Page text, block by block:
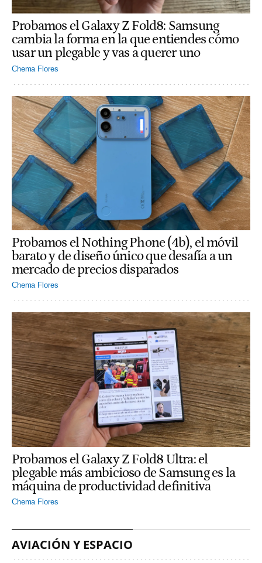
Probamos el Galaxy Z Fold8: Samsung
cambia la forma en la que entiendes cómo
usar un plegable y vas a querer uno
Chema Flores
Probamos el Nothing Phone (4b), el móvil
barato y de diseño único que desafía a un
mercado de precios disparados
Chema Flores
Probamos el Galaxy Z Fold8 Ultra: el
plegable más ambicioso de Samsung es la
máquina de productividad definitiva
Chema Flores
AVIACIÓN Y ESPACIO